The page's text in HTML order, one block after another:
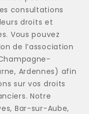
consultations
droits et
Vous pouvez
de l’association
Ardennes) afin
sur vos droits
Notre
Bar-sur-Aube,